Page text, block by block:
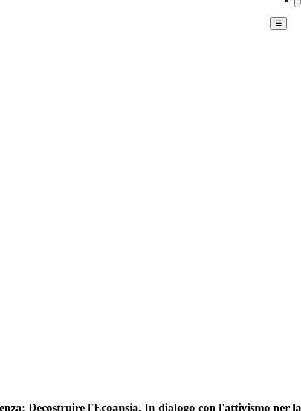
☰
Decostruire l'Ecoansia. In dialogo con l'attivismo per